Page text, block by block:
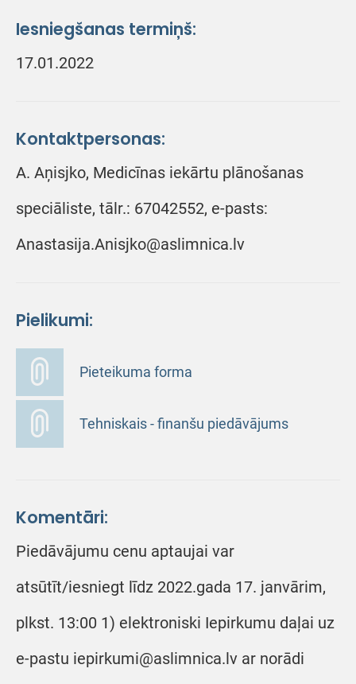
Iesniegšanas termiņš:
17.01.2022
Kontaktpersonas:
A. Aņisjko, Medicīnas iekārtu plānošanas
speciāliste, tālr.: 67042552, e-pasts:
Anastasija.Anisjko@aslimnica.lv
Pielikumi:
Pieteikuma forma
Tehniskais - finanšu piedāvājums
Komentāri:
Piedāvājumu cenu aptaujai var
atsūtīt/iesniegt līdz 2022.gada 17. janvārim,
plkst. 13:00 1) elektroniski Iepirkumu daļai uz
e-pastu iepirkumi@aslimnica.lv ar norādi